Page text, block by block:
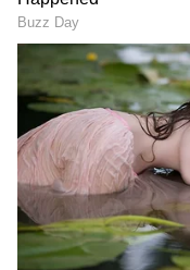
స్టార్ రామ్ చరణ్
చేసిన సూపర్ హిట్
గూగుల్‌లో
ను మీ